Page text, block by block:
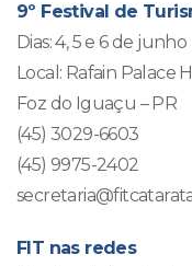
9º Festival de
Dias: 4, 5 e 6 de junho
Local: Rafain Palace
Foz do Iguaçu – PR
(45) 3029-6603
(45) 9975-2402
FIT nas redes